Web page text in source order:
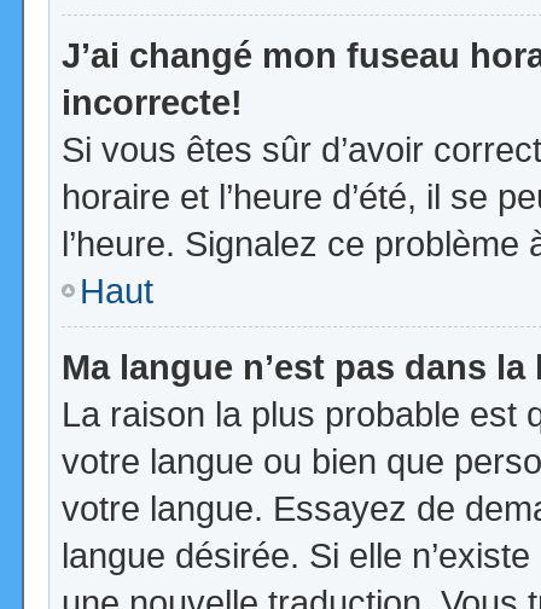
J’ai changé mon fuseau
incorrecte!
Si vous êtes sûr d’avoir
horaire et l’heure d’été, il se
l’heure. Signalez ce problème
Haut
Ma langue n’est pas dans la
La raison la plus probable est
votre langue ou bien que
votre langue. Essayez de
langue désirée. Si elle